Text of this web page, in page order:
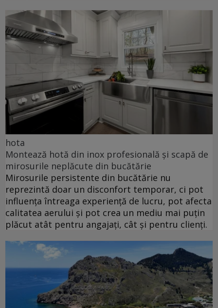
hota
Montează hotă din inox profesională și scapă de
mirosurile neplăcute din bucătărie
Mirosurile persistente din bucătărie nu
reprezintă doar un disconfort temporar, ci pot
influența întreaga experiență de lucru, pot afecta
calitatea aerului și pot crea un mediu mai puțin
plăcut atât pentru angajați, cât și pentru clienți.